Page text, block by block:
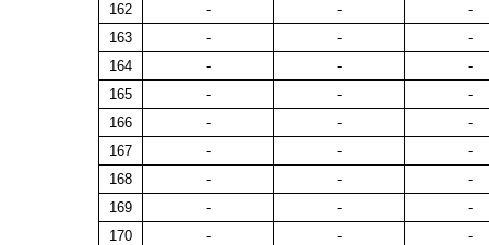
162
- -
-
163
- -
-
164
- -
-
165
- -
-
166
- -
-
167
- -
-
168
- -
-
169
- -
-
170
- -
-